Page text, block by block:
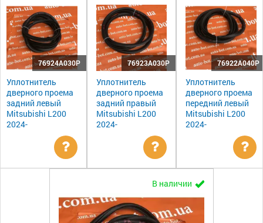
76924A030P
Уплотнитель
дверного проема
задний левый
Mitsubishi L200
2024-
Уточнить
76923A030P
Уплотнитель
дверного проема
задний правый
Mitsubishi L200
2024-
Уточнить
цену
76922A040P
Уплотнитель
дверного проема
передний левый
Mitsubishi L200
2024-
В наличии